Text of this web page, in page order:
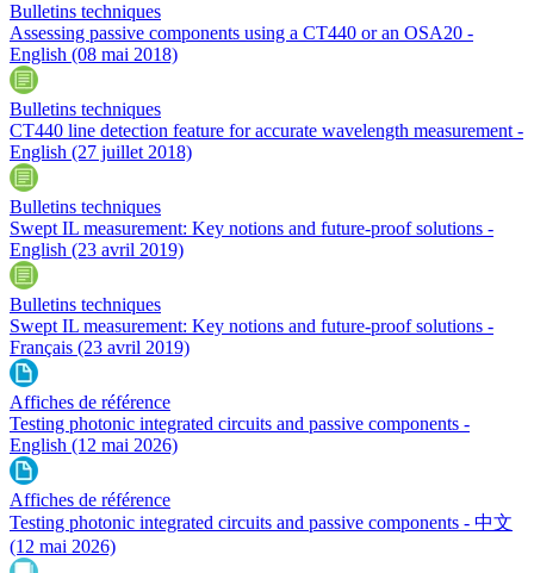
Bulletins techniques
Assessing passive components using a CT440 or an OSA20 -
English (08 mai 2018)
Bulletins techniques
CT440 line detection feature for accurate wavelength measurement -
English (27 juillet 2018)
Bulletins techniques
Swept IL measurement: Key notions and future-proof solutions -
English (23 avril 2019)
Bulletins techniques
Swept IL measurement: Key notions and future-proof solutions -
Français (23 avril 2019)
Affiches de référence
Testing photonic integrated circuits and passive components -
English (12 mai 2026)
Affiches de référence
Testing photonic integrated circuits and passive components - 中文
(12 mai 2026)